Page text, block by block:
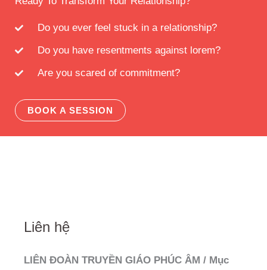
Do you ever feel stuck in a relationship?
Do you have resentments against lorem?
Are you scared of commitment?
BOOK A SESSION
Liên hệ
LIÊN ĐOÀN TRUYỀN GIÁO PHÚC ÂM / Mục